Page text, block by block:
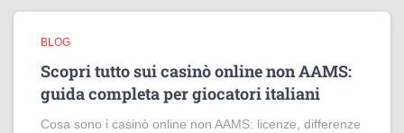
BLOG
Scopri tutto sui casinò online non AAMS:
guida completa per giocatori italiani
Cosa sono i casinò online non AAMS: licenze, differenze